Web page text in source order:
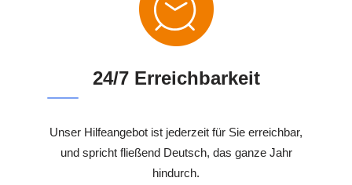
24/7 Erreichbarkeit
Unser Hilfeangebot ist jederzeit für Sie erreichbar,
und spricht fließend Deutsch, das ganze Jahr
hindurch.